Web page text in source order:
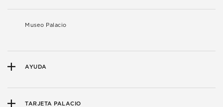
Museo Palacio
AYUDA
TARJETA PALACIO